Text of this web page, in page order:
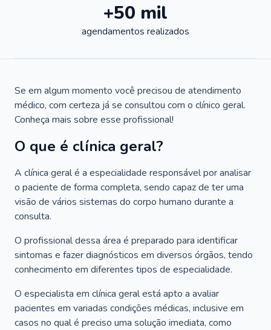
+50 mil
agendamentos realizados
Se em algum momento você precisou de atendimento
médico, com certeza já se consultou com o clínico geral.
Conheça mais sobre esse profissional!
O que é clínica geral?
A clínica geral é a especialidade responsável por analisar
o paciente de forma completa, sendo capaz de ter uma
visão de vários sistemas do corpo humano durante a
consulta.
O profissional dessa área é preparado para identificar
sintomas e fazer diagnósticos em diversos órgãos, tendo
conhecimento em diferentes tipos de especialidade.
O especialista em clínica geral está apto a avaliar
pacientes em variadas condições médicas, inclusive em
casos no qual é preciso uma solução imediata, como